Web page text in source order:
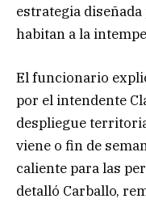
estrategia
habitan a la
El funcionario
por el intendente
despliegue
viene o fin de
caliente para las
detalló Carballo,